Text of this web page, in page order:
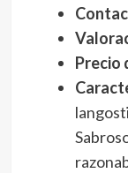
Precio